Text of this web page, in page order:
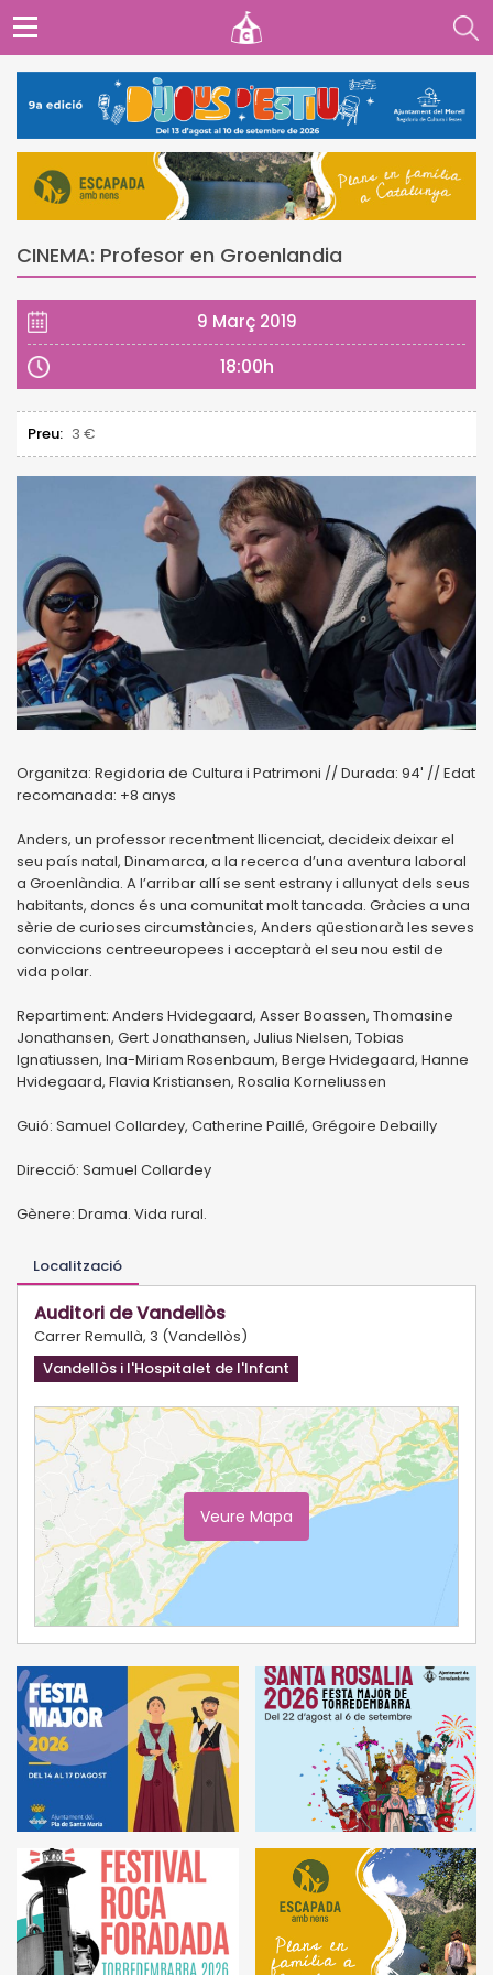
CINEMA: Profesor en Groenlandia
9 Març 2019
18:00h
Preu: 3 €
Organitza: Regidoria de Cultura i Patrimoni // Durada: 94′ // Edat
recomanada: +8 anys
Anders, un professor recentment llicenciat, decideix deixar el
seu país natal, Dinamarca, a la recerca d’una aventura laboral
a Groenlàndia. A l’arribar allí se sent estrany i allunyat dels seus
habitants, doncs és una comunitat molt tancada. Gràcies a una
sèrie de curioses circumstàncies, Anders qüestionarà les seves
conviccions centreeuropees i acceptarà el seu nou estil de
vida polar.
Repartiment: Anders Hvidegaard, Asser Boassen, Thomasine
Jonathansen, Gert Jonathansen, Julius Nielsen, Tobias
Ignatiussen, Ina-Miriam Rosenbaum, Berge Hvidegaard, Hanne
Hvidegaard, Flavia Kristiansen, Rosalia Korneliussen
Guió: Samuel Collardey, Catherine Paillé, Grégoire Debailly
Direcció: Samuel Collardey
Gènere: Drama. Vida rural.
Localització
Auditori de Vandellòs
Carrer Remullà, 3 (Vandellòs)
Vandellòs i l'Hospitalet de l'Infant
Veure Mapa